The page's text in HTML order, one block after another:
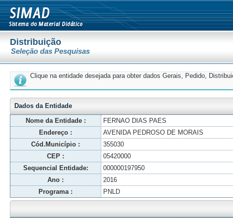
Distribuição
Seleção das Pesquisas
Clique na entidade desejada para obter dados Gerais, Pedido,
Dados da Entidade
Nome da Entidade :
FERNAO DIAS PAES
Endereço :
AVENIDA PEDROSO DE MORAIS
Cód.Município :
355030
CEP :
05420000
Sequencial Entidade:
000000197950
Ano :
2016
Programa :
PNLD